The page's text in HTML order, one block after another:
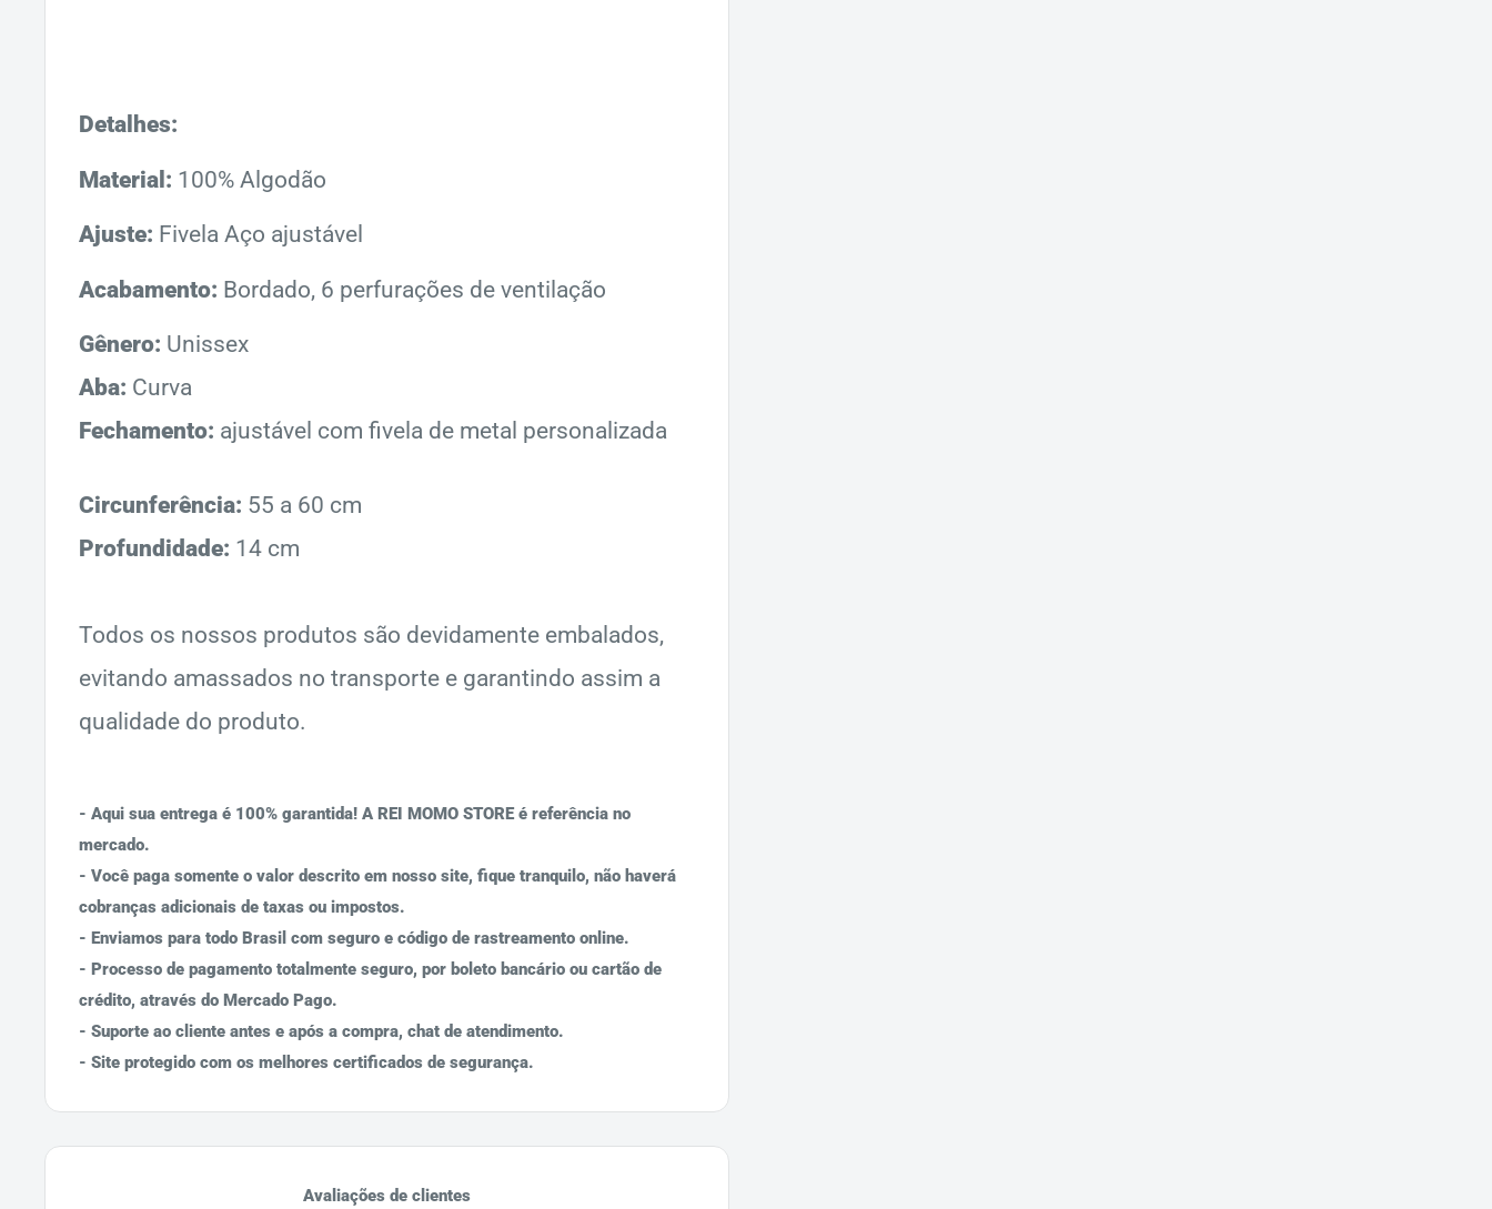
Detalhes:
Material: 100% Algodão
Ajuste: Fivela Aço ajustável
Acabamento: Bordado, 6 perfurações de ventilação
Gênero: Unissex
Aba: Curva
Fechamento: ajustável com fivela de metal personalizada
Circunferência: 55 a 60 cm
Profundidade: 14 cm
Todos os nossos produtos são devidamente embalados,
evitando amassados no transporte e garantindo assim a
qualidade do produto.
- Aqui sua entrega é 100% garantida! A REI MOMO STORE é referência no
mercado.
- Você paga somente o valor descrito em nosso site, fique tranquilo, não haverá
cobranças adicionais de taxas ou impostos.
- Enviamos para todo Brasil com seguro e código de rastreamento online.
- Processo de pagamento totalmente seguro, por boleto bancário ou cartão de
crédito, através do Mercado Pago.
- Suporte ao cliente antes e após a compra, chat de atendimento.
- Site protegido com os melhores certificados de segurança.
Avaliações de clientes